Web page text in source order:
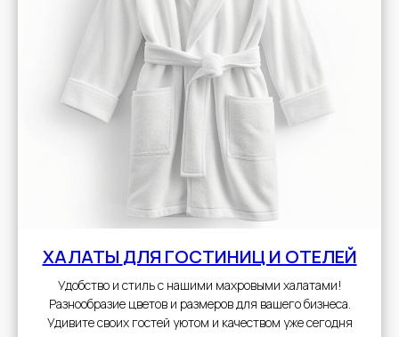
ХАЛАТЫ ДЛЯ ГОСТИНИЦ И ОТЕЛЕЙ
Удобство и стиль с нашими махровыми халатами!
Разнообразие цветов и размеров для вашего бизнеса.
Удивите своих гостей уютом и качеством уже сегодня